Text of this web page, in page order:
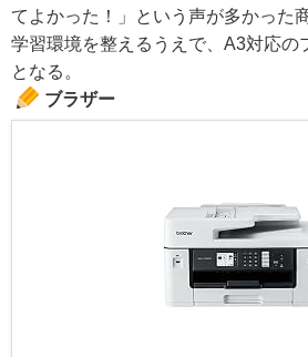
てよかった！」という声が多かった
学習環境を整えるうえで、A3対応の
となる。
ブラザー